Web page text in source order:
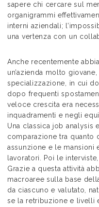
sapere chi cercare sul
organigrammi
interni aziendali;
una vertenza con un
Anche recentemente
un’azienda molto
specializzazione, in cui
dopo frequenti
veloce crescita era
inquadramenti e negli
Una classica job analysis
comparazione tra quanto
assunzione e le mansioni
lavoratori. Poi le
Grazie a questa attività
macroaree sulla base
da ciascuno e valutato,
se la retribuzione e livelli